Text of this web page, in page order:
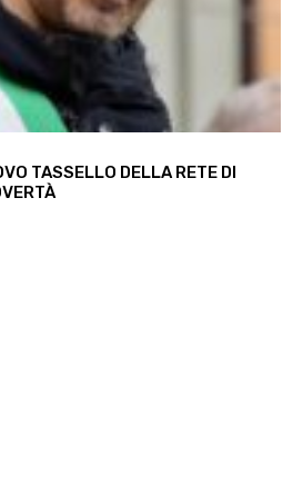
TASSELLO DELLA RETE DI